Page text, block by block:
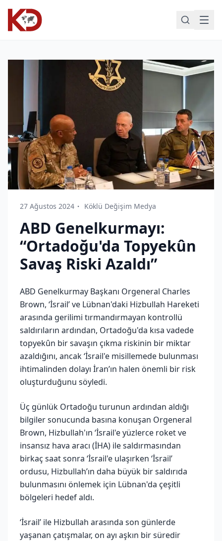
27 Ağustos 2024 Köklü Değişim Medya
ABD Genelkurmayı:
“Ortadoğu'da Topyekûn
Savaş Riski Azaldı”
ABD Genelkurmay Başkanı Orgeneral Charles
Brown, ‘İsrail’ ve Lübnan'daki Hizbullah Hareketi
arasında gerilimi tırmandırmayan kontrollü
saldırıların ardından, Ortadoğu'da kısa vadede
topyekûn bir savaşın çıkma riskinin bir miktar
azaldığını, ancak ‘İsrail'e misillemede bulunması
ihtimalinden dolayı İran’ın halen önemli bir risk
oluşturduğunu söyledi.
Üç günlük Ortadoğu turunun ardından aldığı
bilgiler sonucunda basına konuşan Orgeneral
Brown, Hizbullah'ın ‘İsrail'e yüzlerce roket ve
insansız hava aracı (İHA) ile saldırmasından
birkaç saat sonra ‘İsrail'e ulaşırken ‘İsrail’
ordusu, Hizbullah’ın daha büyük bir saldırıda
bulunmasını önlemek için Lübnan'da çeşitli
bölgeleri hedef aldı.
‘İsrail’ ile Hizbullah arasında son günlerde
yaşanan çatışmalar, on ayı aşkın bir süredir